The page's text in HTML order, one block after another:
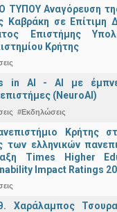
ΤΥΠΟΥ Αναγόρευση
Καβράκη σε Επίτιμη
Επιστήμης
Κρήτης
in AI - ΑΙ με
(NeuroAI)
#Εκδηλώσεις
Κρήτης
των ελληνικών
Times Higher
Impact Ratings
Χαράλαμπος